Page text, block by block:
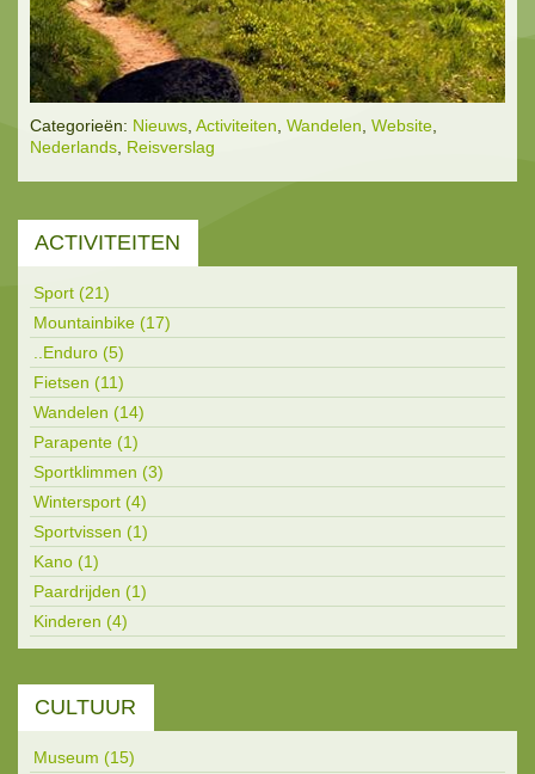
Categorieën: Nieuws Activiteiten Wandelen Website
Nederlands Reisverslag
ACTIVITEITEN
Sport (21)
Mountainbike (17)
..Enduro (5)
Fietsen (11)
Wandelen (14)
Parapente (1)
Sportklimmen (3)
Wintersport (4)
Sportvissen (1)
Kano (1)
Paardrijden (1)
Kinderen (4)
CULTUUR
Museum (15)